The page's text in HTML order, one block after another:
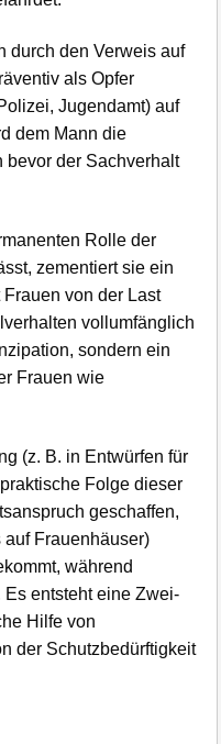
durch den Verweis auf
als Opfer
Jugendamt) auf
dem Mann die
bevor der Sachverhalt
Rolle der
zementiert sie ein
von der Last
vollumfänglich
sondern ein
Frauen wie
(z. B. in Entwürfen für
Folge dieser
geschaffen,
Frauenhäuser)
während
entsteht eine Zwei-
Hilfe von
der Schutzbedürftigkeit